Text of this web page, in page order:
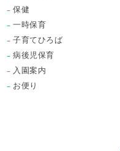
保健
一時保育
子育てひろば
病後児保育
入園案内
お便り